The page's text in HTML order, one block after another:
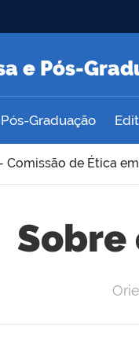
e Pós-
Graduação
Comissão de Ética
Sobre